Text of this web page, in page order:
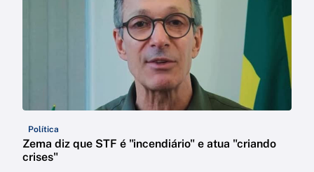
Política
Zema diz que STF é "incendiário" e atua "criando
crises"